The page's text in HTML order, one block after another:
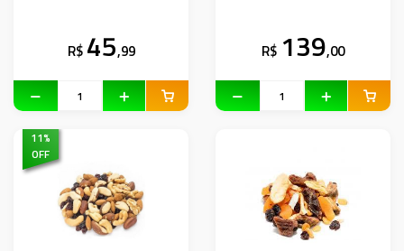
R$ 45,99 R$ 139,00
11%
OFF